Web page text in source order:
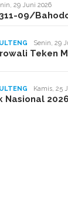
29 Juni 2026
09/
Senin, 29
Teken
Kamis, 25
Nasional